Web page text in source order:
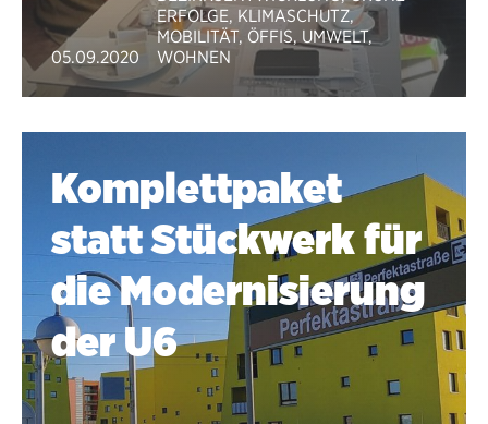
05.09.2020
ERFOLGE, KLIMASCHUTZ,
MOBILITÄT, ÖFFIS, UMWELT,
WOHNEN
Komplettpaket
statt Stückwerk für
die Modernisierung
der U6